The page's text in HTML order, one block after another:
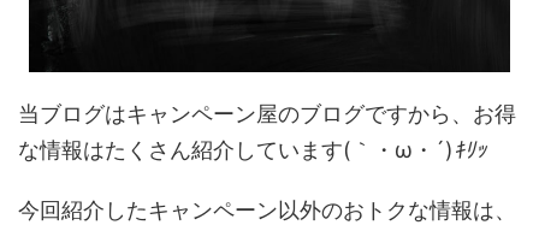
当ブログはキャンペーン屋のブログですから、お得
な情報はたくさん紹介しています(｀・ω・´)ｷﾘｯ
今回紹介したキャンペーン以外のおトクな情報は、